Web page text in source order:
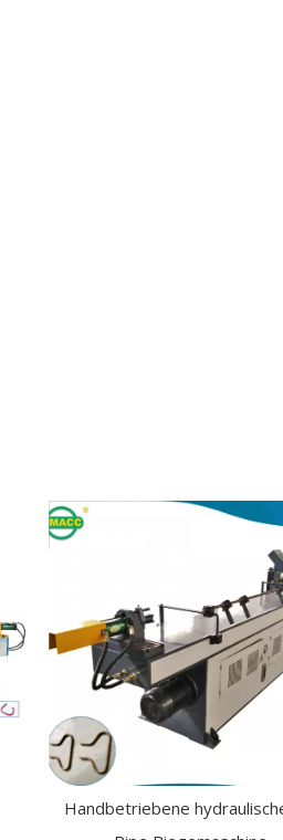
Handbetriebene